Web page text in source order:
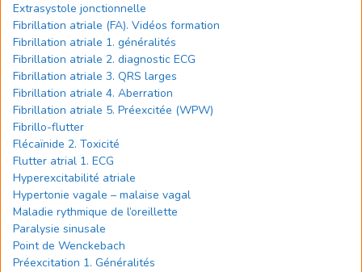
Extrasystole jonctionnelle
Fibrillation atriale (FA). Vidéos formation
Fibrillation atriale 1. généralités
Fibrillation atriale 2. diagnostic ECG
Fibrillation atriale 3. QRS larges
Fibrillation atriale 4. Aberration
Fibrillation atriale 5. Préexcitée (WPW)
Fibrillo-flutter
Flécaïnide 2. Toxicité
Flutter atrial 1. ECG
Hyperexcitabilité atriale
Hypertonie vagale – malaise vagal
Maladie rythmique de l’oreillette
Paralysie sinusale
Point de Wenckebach
Préexcitation 1. Généralités